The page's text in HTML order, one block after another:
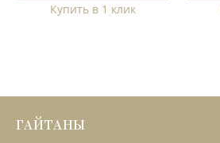
Купить в 1 клик
ГАЙТАНЫ